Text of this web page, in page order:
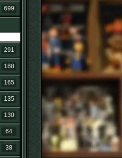
699
291
188
165
135
130
64
38